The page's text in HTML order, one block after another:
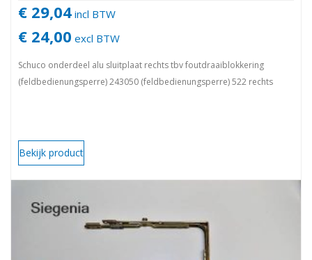
€ 29,04 incl BTW
€ 24,00 excl BTW
Schuco onderdeel alu sluitplaat rechts tbv foutdraaiblokkering
(feldbedienungsperre) 243050 (feldbedienungsperre) 522 rechts
Bekijk product